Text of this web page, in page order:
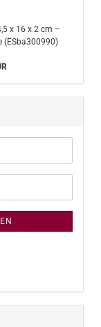
x 16 x 2 cm –
(ESba300990)